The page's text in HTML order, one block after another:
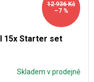
12 936 Kč
–7 %
15x Starter set
Skladem v prodejně